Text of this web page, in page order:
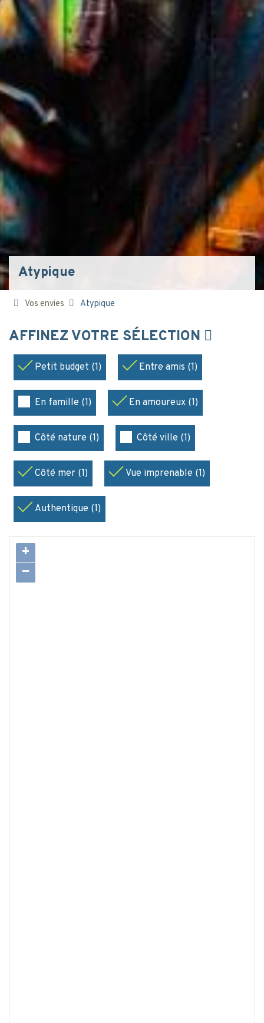
Atypique
Vos envies Atypique
AFFINEZ VOTRE SÉLECTION
Petit budget (1) Entre amis (1)
En famille (1) En amoureux (1)
Côté nature (1) Côté ville (1)
Côté mer (1) Vue imprenable (1)
Authentique (1)
+
−